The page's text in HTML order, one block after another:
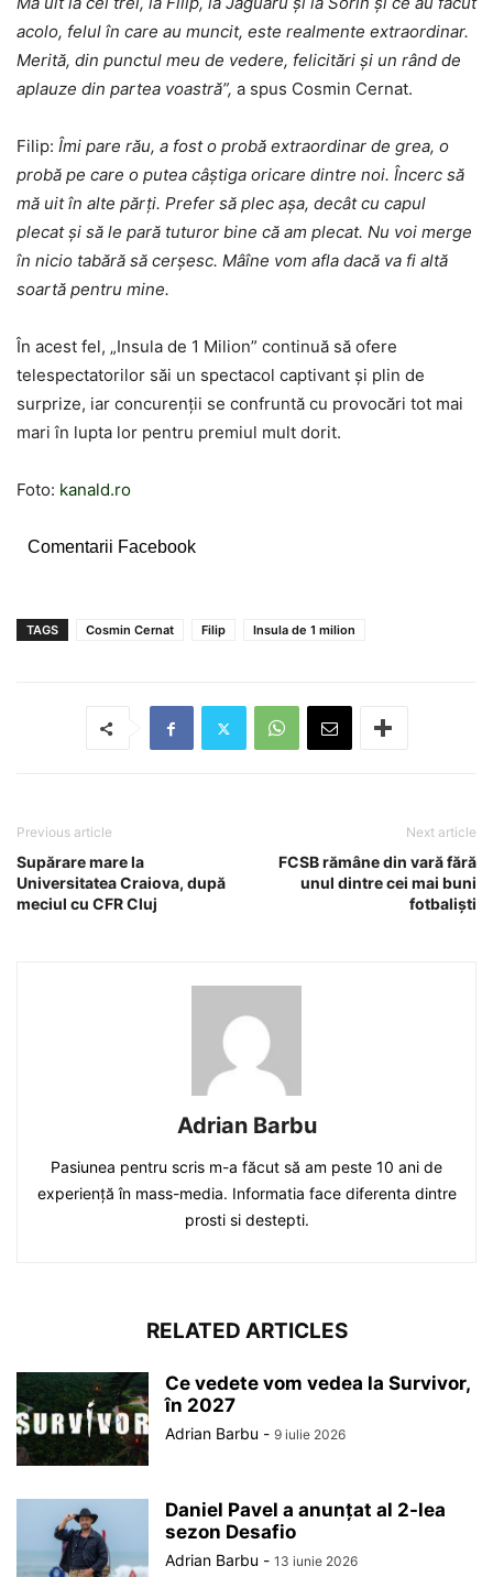
acolo, felul în care au muncit, este realmente extraordinar.
Merită, din punctul meu de vedere, felicitări și un rând de
aplauze din partea voastră”, a spus Cosmin Cernat.
Filip: Îmi pare rău, a fost o probă extraordinar de grea, o
probă pe care o putea câștiga oricare dintre noi. Încerc să
mă uit în alte părți. Prefer să plec așa, decât cu capul
plecat și să le pară tuturor bine că am plecat. Nu voi merge
în nicio tabără să cerșesc. Mâîne vom afla dacă va fi altă
soartă pentru mine.
În acest fel, „Insula de 1 Milion” continuă să ofere
telespectatorilor săi un spectacol captivant și plin de
surprize, iar concurenții se confruntă cu provocări tot mai
mari în lupta lor pentru premiul mult dorit.
Foto: kanald.ro
Comentarii Facebook
TAGS Cosmin Cernat Filip Insula de 1 milion
Previous article
Supărare mare la
Universitatea Craiova, după
meciul cu CFR Cluj
Next article
FCSB rămâne din vară fără
unul dintre cei mai buni
fotbaliști
Adrian Barbu
Pasiunea pentru scris m-a făcut să am peste 10 ani de
experiență în mass-media. Informatia face diferenta dintre
prosti si destepti.
RELATED ARTICLES
Ce vedete vom vedea la Survivor,
în 2027
Adrian Barbu - 9 iulie 2026
Daniel Pavel a anunțat al 2-lea
sezon Desafio
Adrian Barbu - 13 iunie 2026